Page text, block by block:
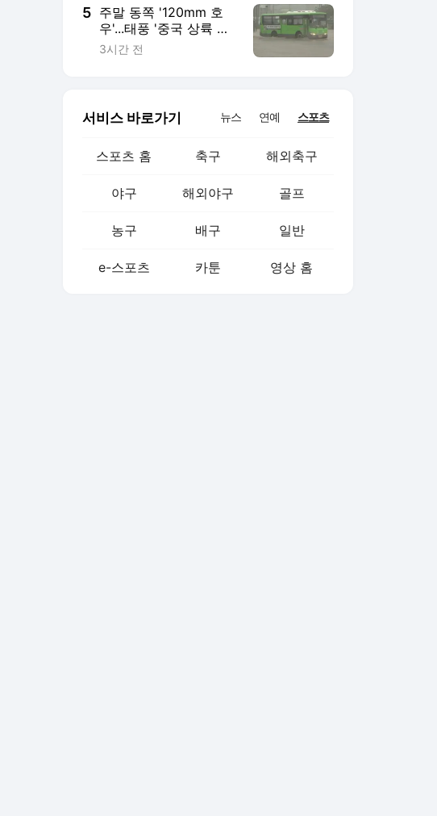
5 주말 동쪽 '120mm 호
우'...태풍 '중국 상륙 뒤'
변수
3시간 전
서비스 바로가기 뉴스 연예 스포츠
스포츠 홈 축구 해외축구
야구 해외야구 골프
농구 배구 일반
e-스포츠 카툰 영상 홈